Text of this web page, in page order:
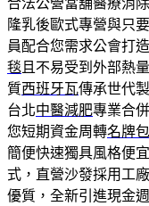
合法公營當舖醫療消
隆乳後歐式專營與只
員配合您需求公會打
毯 且不易受到外部熱
質西班牙瓦傳承世代
台北中醫減肥專業合
您短期資金周轉名牌
簡便快速獨具風格便宜
式，直營沙發採用工
優質，全新引進現金